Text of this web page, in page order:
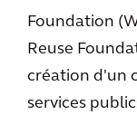
Foundation
Reuse
création d'un
services